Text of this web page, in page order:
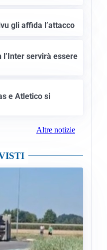
gli affida l’attacco
l’Inter servirà essere
e Atletico si
Altre notizie